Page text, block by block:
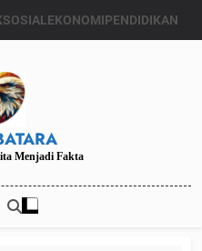
SOSIALEKONOMIPENDIDIKAN
Menjadi Fakta